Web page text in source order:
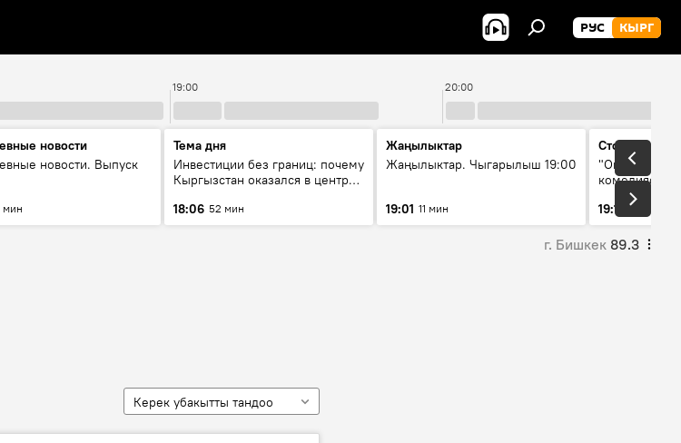
РУС КЫРГ
19:00 20:00
новости
новости. Выпуск
мин
Тема дня
Инвестиции без границ: почему
Кыргызстан оказался в центре
18:06 52 мин
Жаңылыктар
Жаңылыктар. Чыгарылыш 19:00
19:01 11 мин
Стоп кадр
"Окен ава" —
комедиясы
19:12
34 мин
г. Бишкек 89.3
Керек убакытты тандоо